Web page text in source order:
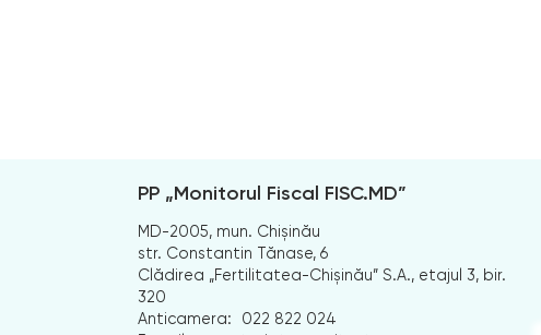
PP „Monitorul Fiscal FISC.MD”
MD-2005, mun. Chișinău
str. Constantin Tănase, 6
Clădirea „Fertilitatea-Chișinău” S.A., etajul 3, bir.
320
Anticamera:
022 822 024